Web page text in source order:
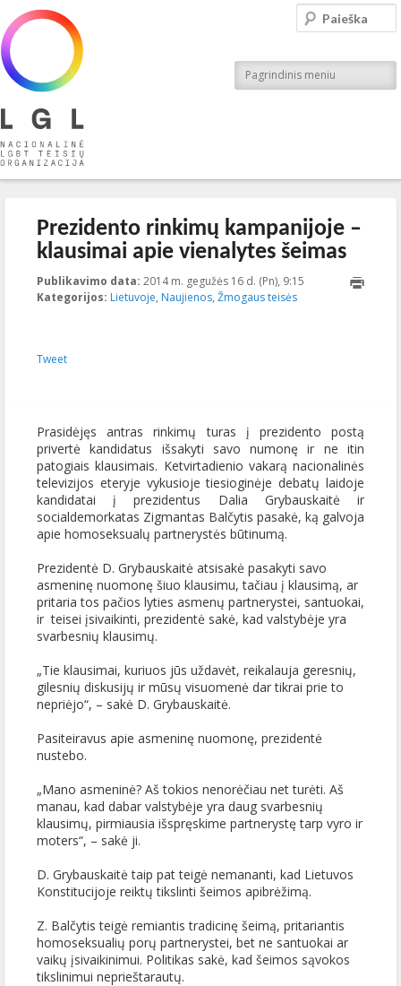
Nacionalinė LGBT teisių organizacija
Pagrindinis meniu
Paieška
Prezidento rinkimų kampanijoje –
klausimai apie vienalytes šeimas
Publikavimo data: 2014 m. gegužės 16 d. (Pn), 9:15
Kategorijos: Lietuvoje, Naujienos, Žmogaus teisės
Tweet
Prasidėjęs antras rinkimų turas į prezidento postą
privertė kandidatus išsakyti savo numonę ir ne itin
patogiais klausimais. Ketvirtadienio vakarą nacionalinės
televizijos eteryje vykusioje tiesioginėje debatų laidoje
kandidatai į prezidentus Dalia Grybauskaitė ir
socialdemorkatas Zigmantas Balčytis pasakė, ką galvoja
apie homoseksualų partnerystės būtinumą.
Prezidentė D. Grybauskaitė atsisakė pasakyti savo
asmeninę nuomonę šiuo klausimu, tačiau į klausimą, ar
pritaria tos pačios lyties asmenų partnerystei, santuokai,
ir teisei įsivaikinti, prezidentė sakė, kad valstybėje yra
svarbesnių klausimų.
„Tie klausimai, kuriuos jūs uždavėt, reikalauja geresnių,
gilesnių diskusijų ir mūsų visuomenė dar tikrai prie to
nepriėjo“, – sakė D. Grybauskaitė.
Pasiteiravus apie asmeninę nuomonę, prezidentė
nustebo.
„Mano asmeninė? Aš tokios nenorėčiau net turėti. Aš
manau, kad dabar valstybėje yra daug svarbesnių
klausimų, pirmiausia išspręskime partnerystę tarp vyro ir
moters“, – sakė ji.
D. Grybauskaitė taip pat teigė nemananti, kad Lietuvos
Konstitucijoje reiktų tikslinti šeimos apibrėžimą.
Z. Balčytis teigė remiantis tradicinę šeimą, pritariantis
homoseksualių porų partnerystei, bet ne santuokai ar
vaikų įsivaikinimui. Politikas sakė, kad šeimos sąvokos
tikslinimui neprieštarautų.